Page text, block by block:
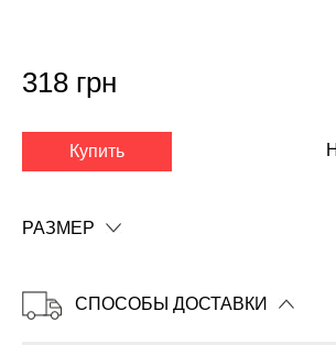
318 грн
Купить
РАЗМЕР
СПОСОБЫ ДОСТАВКИ